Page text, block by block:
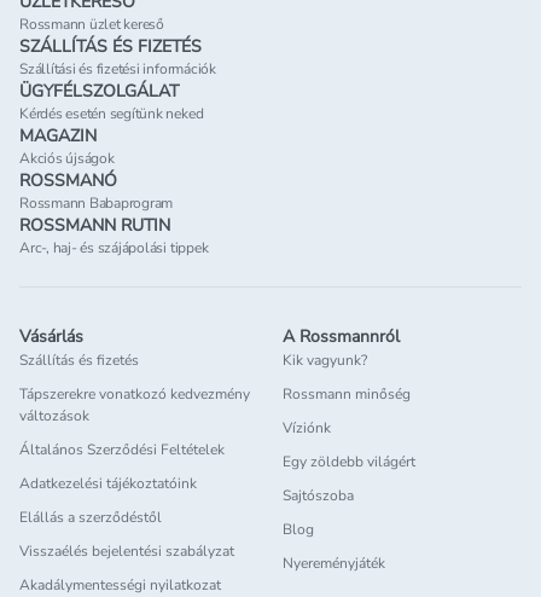
Rossmann üzlet kereső
SZÁLLÍTÁS ÉS FIZETÉS
Szállítási és fizetési információk
ÜGYFÉLSZOLGÁLAT
Kérdés esetén segítünk neked
MAGAZIN
Akciós újságok
ROSSMANÓ
Rossmann Babaprogram
ROSSMANN RUTIN
Arc-, haj- és szájápolási tippek
Vásárlás
Szállítás és fizetés
Tápszerekre vonatkozó kedvezmény
változások
Általános Szerződési Feltételek
Adatkezelési tájékoztatóink
Elállás a szerződéstől
Visszaélés bejelentési szabályzat
Akadálymentességi nyilatkozat
A Rossmannról
Kik vagyunk?
Rossmann minőség
Víziónk
Egy zöldebb világért
Sajtószoba
Blog
Nyereményjáték